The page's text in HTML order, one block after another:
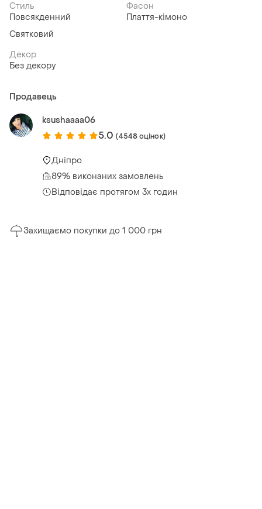
Стиль
Повсякденний
Святковий
Фасон
Плаття-кімоно
Декор
Без декору
Продавець
ksushaaaa06
5.0 (4548 оцінок)
Дніпро
89% виконаних замовлень
Відповідає протягом 3х годин
Захищаємо покупки до 1 000 грн